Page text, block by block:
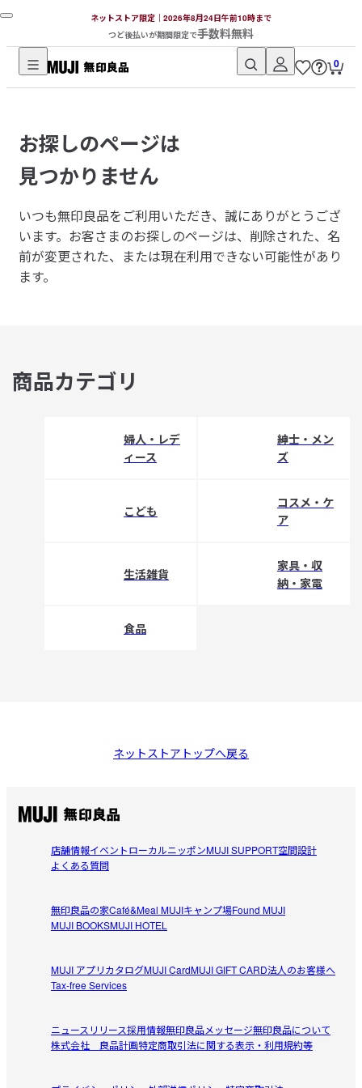
ネットストア限定｜2026年8月24日午前10時まで
つど後払いが期間限定で手数料無料
無
品
ネ
ッ
ト
ス
ト
ア
0
お探しのページは
見つかりません
いつも無印良品をご利用いただき、誠にありがとうござ
います。 お客さまのお探しのページは、削除された、名
前が変更された、または現在利用できない可能性があり
ます。
商品カテゴリ
婦人・レデ
ィース
紳士・メン
ズ
こども
コスメ・ケ
ア
生活雑貨
家具・収
納・家電
食品
ネットストアトップへ戻る
店舗情報イベントローカルニッポンMUJI SUPPORT空間設計
よくある質問
無印良品の家Café&Meal MUJIキャンプ場Found MUJI
MUJI BOOKSMUJI HOTEL
MUJI アプリカタログMUJI CardMUJI GIFT CARD法人のお客様へ
Tax-free Services
ニュースリリース採用情報無印良品メッセージ無印良品について
株式会社 良品計画特定商取引法に関する表示・利用規約等